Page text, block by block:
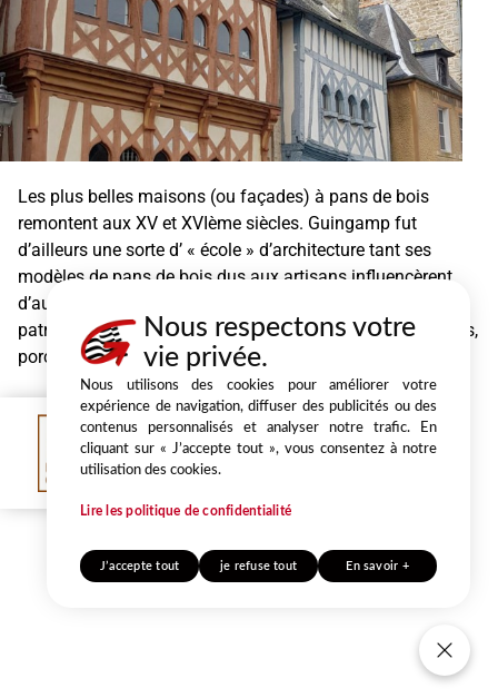
Les plus belles maisons (ou façades) à pans de bois
remontent aux XV et XVIème siècles. Guingamp fut
d’ailleurs une sorte d’ « école » d’architecture tant ses
modèles de pans de bois dus aux artisans influencèrent
d’autres cités du Trégor. La Renaissance a marqué le
patrimoine architectural de la ville, en témoignent maisons,
porches ainsi que la tour ouest de la Basilique.
Nous respectons votre
vie privée.
Nous utilisons des cookies pour améliorer votre
expérience de navigation, diffuser des publicités ou des
contenus personnalisés et analyser notre trafic. En
cliquant sur « J’accepte tout », vous consentez à notre
utilisation des cookies.
Lire les politique de confidentialité
J’accepte tout je refuse tout En savoir +